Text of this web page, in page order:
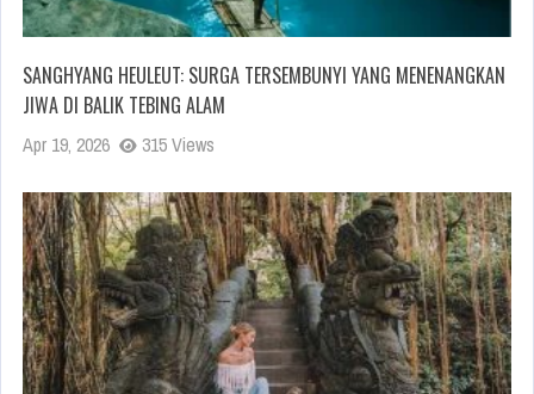
SANGHYANG HEULEUT: SURGA TERSEMBUNYI YANG MENENANGKAN
JIWA DI BALIK TEBING ALAM
Apr 19, 2026 315 Views